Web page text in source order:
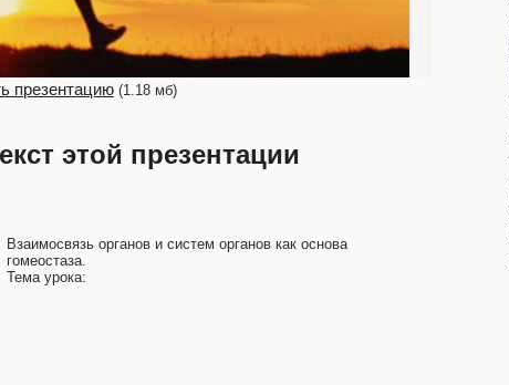
презентацию (1.18 мб)
этой презентации
Взаимосвязь органов и систем органов как основа
гомеостаза.
Тема урока: